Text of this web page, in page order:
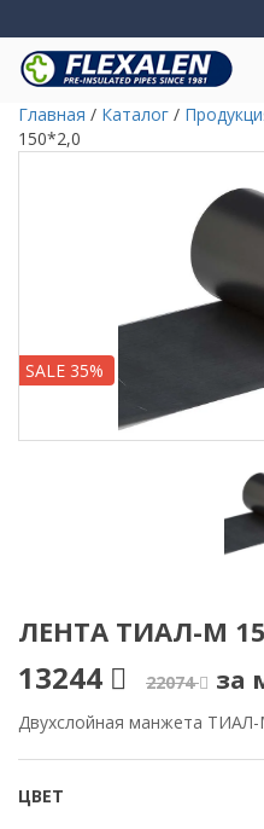
Главная / Каталог /
150*2,0
SALE 35%
ЛЕНТА ТИАЛ-М
13244 22074 за
Двухслойная манжета
ЦВЕТ